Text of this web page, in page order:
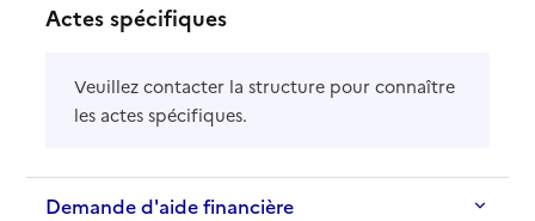
Actes spécifiques
Veuillez contacter la structure pour connaître
les actes spécifiques.
Demande d'aide financière